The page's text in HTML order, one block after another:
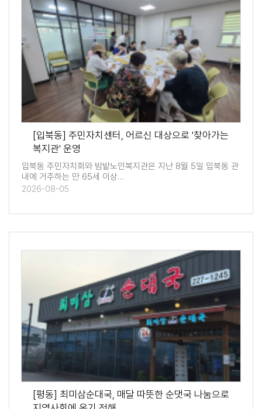
[입북동] 주민자치센터, 어르신 대상으로 '찾아가는
복지관' 운영
입북동 주민자치회와 밤밭노인복지관은 지난 8월 5일 입북동 관
내에 거주하는 만 65세 이상…
2026-08-05
[평동] 최미삼순대국, 매달 따뜻한 순댓국 나눔으로